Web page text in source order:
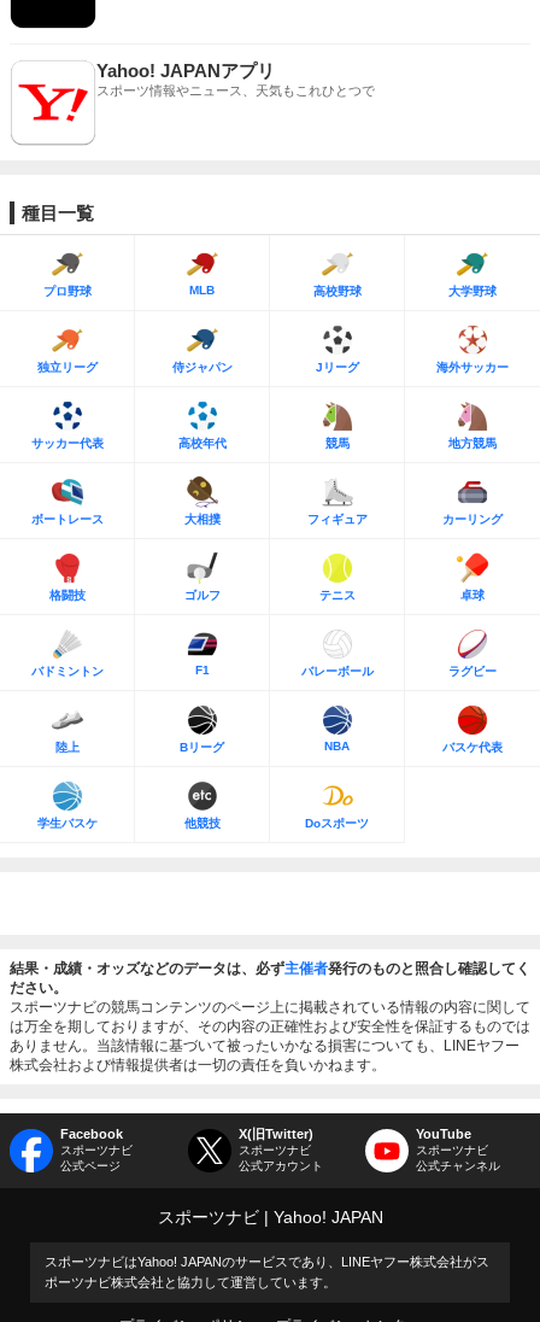
Yahoo! JAPANアプリ
スポーツ情報やニュース、天気もこれひとつで
種目一覧
プロ野球 MLB 高校野球 大学野球
独立リーグ 侍ジャパン Jリーグ 海外サッカー
サッカー代表 高校年代 競馬 地方競馬
ボートレース 大相撲 フィギュア カーリング
格闘技 ゴルフ テニス 卓球
バドミントン F1 バレーボール ラグビー
陸上 Bリーグ NBA バスケ代表
学生バスケ 他競技 Doスポーツ
結果・成績・オッズなどのデータは、必ず主催者発行のものと照合し確認してく
ださい。
スポーツナビの競馬コンテンツのページ上に掲載されている情報の内容に関して
は万全を期しておりますが、その内容の正確性および安全性を保証するものでは
ありません。当該情報に基づいて被ったいかなる損害についても、LINEヤフー
株式会社および情報提供者は一切の責任を負いかねます。
Facebook
スポーツナビ
公式ページ
X(旧Twitter)
スポーツナビ
公式アカウント
YouTube
スポーツナビ
公式チャンネル
スポーツナビ Yahoo! JAPAN
スポーツナビはYahoo! JAPANのサービスであり、LINEヤフー株式会社がス
ポーツナビ株式会社と協力して運営しています。